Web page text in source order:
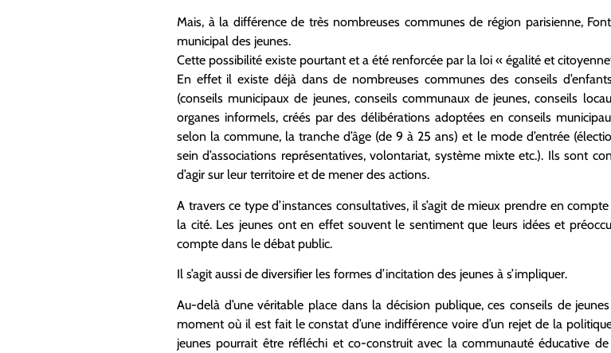
Mais, à la différence de très nombreuses communes de région parisienne,
municipal des jeunes.
Cette possibilité existe pourtant et a été renforcée par la loi « égalité et
En effet il existe déjà dans de nombreuses communes des conseils
(conseils municipaux de jeunes, conseils communaux de jeunes, conseils
organes informels, créés par des délibérations adoptées en conseils
selon la commune, la tranche d’âge (de 9 à 25 ans) et le mode d’entrée
sein d’associations représentatives, volontariat, système mixte etc.). Ils sont
d’agir sur leur territoire et de mener des actions.
A travers ce type d’instances consultatives, il s’agit de mieux prendre en
la cité. Les jeunes ont en effet souvent le sentiment que leurs idées et
compte dans le débat public.
Il s’agit aussi de diversifier les formes d’incitation des jeunes à s’impliquer.
Au-delà d’une véritable place dans la décision publique, ces conseils de
moment où il est fait le constat d’une indifférence voire d’un rejet de la
jeunes pourrait être réfléchi et co-construit avec la communauté éducative